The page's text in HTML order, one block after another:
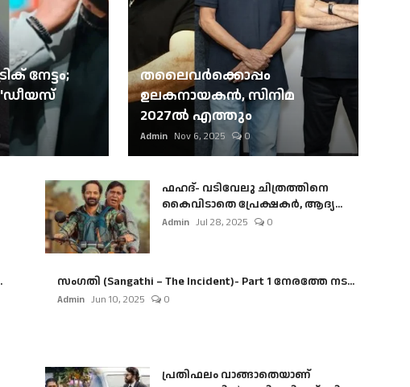
നേട്ടം;
'ഡീയസ്
തലൈവര്‍ക്കൊപ്പം
ഉലകനായകന്‍, സിനിമ
2027ല്‍ എത്തും
Admin Nov 6, 2025 0
ഫഹദ്- വടിവേലു ചിത്രത്തിനെ
കൈവിടാതെ പ്രേക്ഷകർ, ആദ്യ...
Admin Jul 28, 2025 0
സംഗതി (Sangathi – The Incident)- Part 1 നേരത്തേ നട...
Admin Jun 10, 2025 0
പ്രതിഫലം വാങ്ങാതെയാണ്